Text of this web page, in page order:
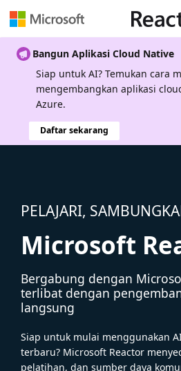
Bangun Aplikasi Cloud Native
Siap untuk AI? Temukan cara
mengembangkan aplikasi
Azure.
Daftar sekarang
PELAJARI,
Microsoft
Bergabung dengan
terlibat dengan
langsung
Siap untuk mulai menggunakan
terbaru? Microsoft Reactor
pelatihan, dan sumber daya